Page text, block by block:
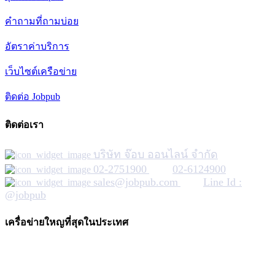
คำถามที่ถามบ่อย
อัตราค่าบริการ
เว็บไซต์เครือข่าย
ติดต่อ Jobpub
ติดต่อเรา
บริษัท จ๊อบ ออนไลน์ จำกัด
02-2751900
02-6124900
sales@jobpub.com
Line Id :
@jobpub
เครื่อข่ายใหญที่สุดในประเทศ